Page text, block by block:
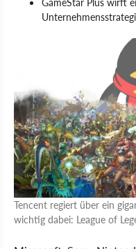
Tencent regiert über ein
wichtig dabei: League of